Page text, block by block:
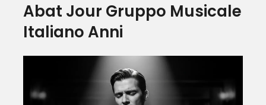
Abat Jour Gruppo Musicale
Italiano Anni